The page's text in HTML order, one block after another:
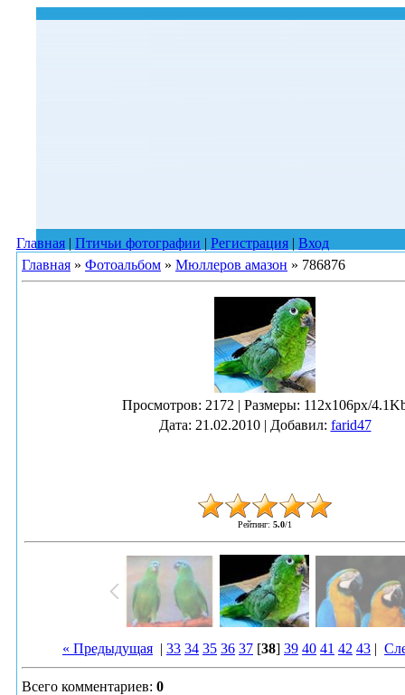
Главная | Птичьи фотографии | Регистрация | Вход
Главная » Фотоальбом » Мюллеров амазон » 786876
Просмотров: 2172 | Размеры: 112x106px/
Дата: 21.02.2010 | Добавил: farid47
Рейтинг: 5.0/1
« Предыдущая | 33 34 35 36 37 [38] 39 40 41 42 43 |
Всего комментариев: 0